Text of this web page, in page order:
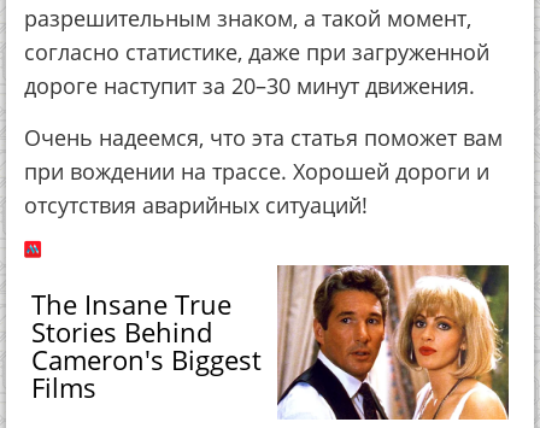
разрешительным знаком, а такой момент,
согласно статистике, даже при загруженной
дороге наступит за 20–30 минут движения.
Очень надеемся, что эта статья поможет вам
при вождении на трассе. Хорошей дороги и
отсутствия аварийных ситуаций!
The Insane True
Stories Behind
Cameron's Biggest
Films